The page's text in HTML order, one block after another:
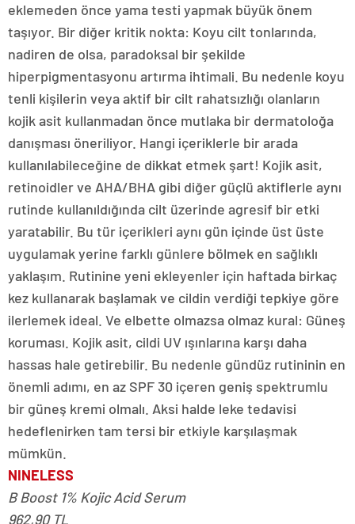
eklemeden önce yama testi yapmak büyük önem
taşıyor. Bir diğer kritik nokta: Koyu cilt tonlarında,
nadiren de olsa, paradoksal bir şekilde
hiperpigmentasyonu artırma ihtimali. Bu nedenle koyu
tenli kişilerin veya aktif bir cilt rahatsızlığı olanların
kojik asit kullanmadan önce mutlaka bir dermatoloğa
danışması öneriliyor. Hangi içeriklerle bir arada
kullanılabileceğine de dikkat etmek şart! Kojik asit,
retinoidler ve AHA/BHA gibi diğer güçlü aktiflerle aynı
rutinde kullanıldığında cilt üzerinde agresif bir etki
yaratabilir. Bu tür içerikleri aynı gün içinde üst üste
uygulamak yerine farklı günlere bölmek en sağlıklı
yaklaşım. Rutinine yeni ekleyenler için haftada birkaç
kez kullanarak başlamak ve cildin verdiği tepkiye göre
ilerlemek ideal. Ve elbette olmazsa olmaz kural: Güneş
koruması. Kojik asit, cildi UV ışınlarına karşı daha
hassas hale getirebilir. Bu nedenle gündüz rutininin en
önemli adımı, en az SPF 30 içeren geniş spektrumlu
bir güneş kremi olmalı. Aksi halde leke tedavisi
hedeflenirken tam tersi bir etkiyle karşılaşmak
mümkün.
NINELESS
B Boost 1% Kojic Acid Serum
962,90 TL